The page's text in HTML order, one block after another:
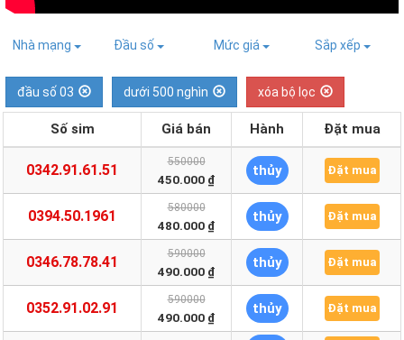
Nhà mạng Đầu số Mức giá Sắp xếp
đầu số 03 dưới 500 nghìn xóa bộ lọc
Số sim Giá bán Hành Đặt mua
0342.91.61.51 550000
450.000 ₫
thủy Đặt mua
0394.50.1961 580000
480.000 ₫
thủy Đặt mua
0346.78.78.41 590000
490.000 ₫
thủy Đặt mua
0352.91.02.91 590000
490.000 ₫
thủy Đặt mua